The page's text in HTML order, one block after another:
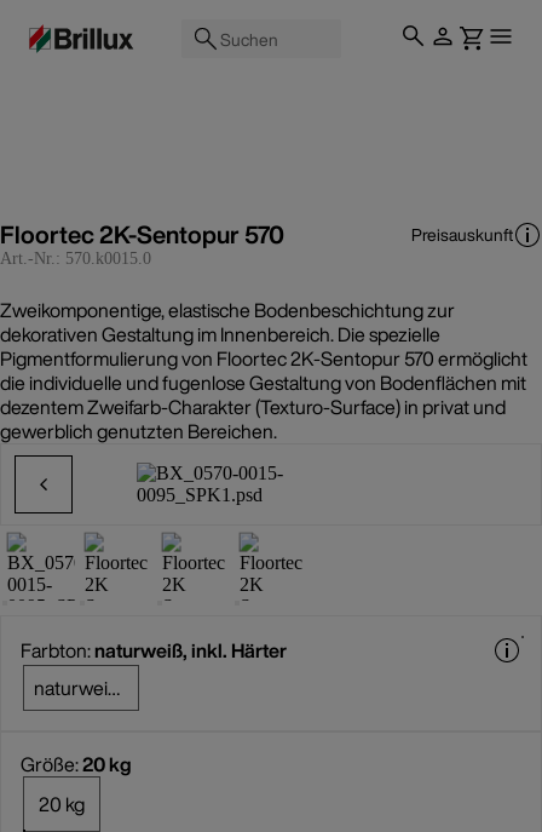
Suchen
Floortec 2K-Sentopur 570
Art.-Nr.: 570.k0015.0
Preisauskunft
Zweikomponentige, elastische Bodenbeschichtung zur
dekorativen Gestaltung im Innenbereich. Die spezielle
Pigmentformulierung von Floortec 2K-Sentopur 570 ermöglicht
die individuelle und fugenlose Gestaltung von Bodenflächen mit
dezentem Zweifarb-Charakter (Texturo-Surface) in privat und
gewerblich genutzten Bereichen.
Farbton:naturweiß, inkl. Härter
naturweiß, inkl. Härter
Größe:20 kg
20 kg